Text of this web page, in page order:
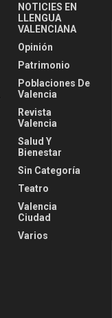
NOTICIES EN
LLENGUA
VALENCIANA
Opinión
Patrimonio
Poblaciones De
Valencia
Revista
Valencia
Salud Y
Bienestar
Sin Categoría
Teatro
Valencia
Ciudad
Varios